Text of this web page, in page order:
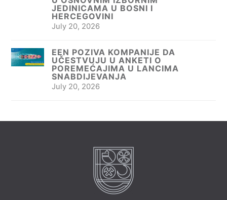
JEDINICAMA U BOSNI I
HERCEGOVINI
July 20, 2026
EEN POZIVA KOMPANIJE DA
UČESTVUJU U ANKETI O
POREMEĆAJIMA U LANCIMA
SNABDIJEVANJA
July 20, 2026